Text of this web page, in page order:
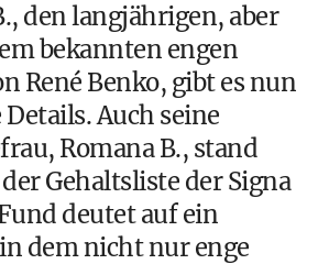
den langjährigen, aber
bekannten engen
René Benko, gibt es nun
Auch seine
Romana B., stand
Gehaltsliste der Signa
deutet auf ein
dem nicht nur enge